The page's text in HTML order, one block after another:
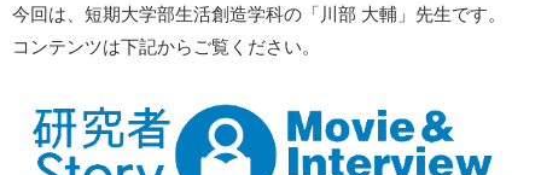
今回は、短期大学部生活創造学科の「川部 大輔」先生です。
コンテンツは下記からご覧ください。